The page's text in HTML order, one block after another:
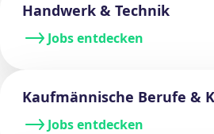
Handwerk & Technik
Jobs entdecken
Kaufmännische Berufe &
Jobs entdecken